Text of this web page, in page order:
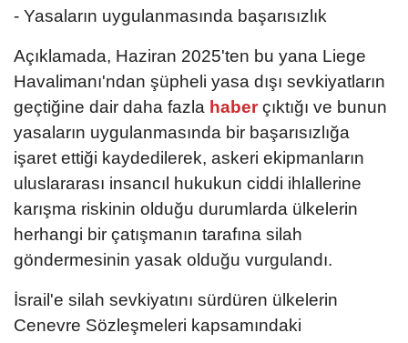
- Yasaların uygulanmasında başarısızlık
Açıklamada, Haziran 2025'ten bu yana Liege
Havalimanı'ndan şüpheli yasa dışı sevkiyatların
geçtiğine dair daha fazla haberçıktığı ve bunun
yasaların uygulanmasında bir başarısızlığa
işaret ettiği kaydedilerek, askeri ekipmanların
uluslararası insancıl hukukun ciddi ihlallerine
karışma riskinin olduğu durumlarda ülkelerin
herhangi bir çatışmanın tarafına silah
göndermesinin yasak olduğu vurgulandı.
İsrail'e silah sevkiyatını sürdüren ülkelerin
Cenevre Sözleşmeleri kapsamındaki